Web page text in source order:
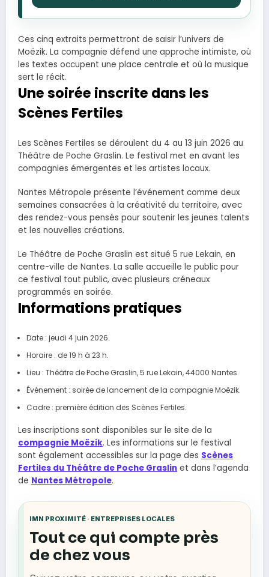
Ces cinq extraits permettront de saisir l’univers de
Moëzik. La compagnie défend une approche intimiste, où
les textes occupent une place centrale et où la musique
sert le récit.
Une soirée inscrite dans les
Scènes Fertiles
Les Scènes Fertiles se déroulent du 4 au 13 juin 2026 au
Théâtre de Poche Graslin. Le festival met en avant les
compagnies émergentes et les artistes locaux.
Nantes Métropole présente l’événement comme deux
semaines consacrées à la créativité du territoire, avec
des rendez-vous pensés pour soutenir les jeunes talents
et les nouvelles créations.
Le Théâtre de Poche Graslin est situé 5 rue Lekain, en
centre-ville de Nantes. La salle accueille le public pour
ce festival tout public, avec plusieurs créneaux
programmés en soirée.
Informations pratiques
Date : jeudi 4 juin 2026.
Horaire : de 19 h à 23 h.
Lieu : Théâtre de Poche Graslin, 5 rue Lekain, 44000 Nantes.
Événement : soirée de lancement de la compagnie Moëzik.
Cadre : première édition des Scènes Fertiles.
Les inscriptions sont disponibles sur le site de la
compagnie Moëzik. Les informations sur le festival
sont également accessibles sur la page des Scènes
Fertiles du Théâtre de Poche Graslin et dans l’agenda
de Nantes Métropole.
IMN PROXIMITÉ · ENTREPRISES LOCALES
Tout ce qui compte près
de chez vous